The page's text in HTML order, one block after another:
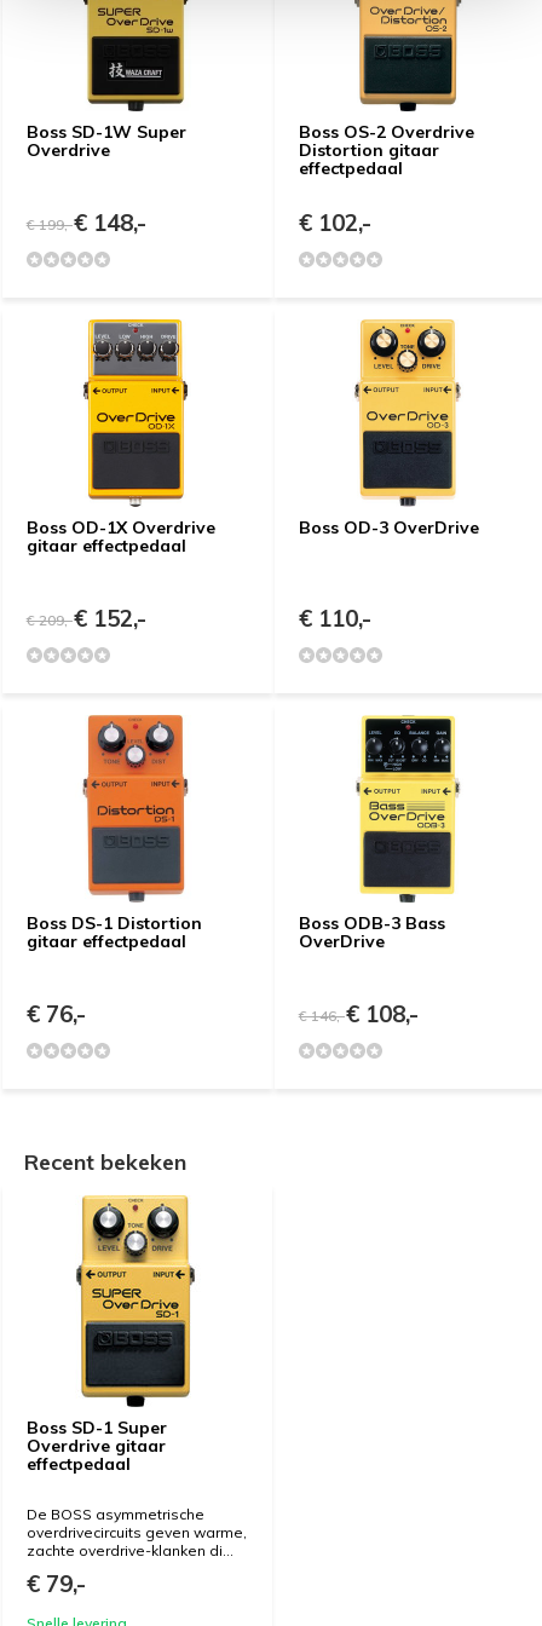
Boss SD-1W Super
Overdrive
€ 199,-€ 148,-
Boss OS-2 Overdrive
Distortion gitaar
effectpedaal
€ 102,-
Boss OD-1X Overdrive
gitaar effectpedaal
€ 209,-€ 152,-
Boss OD-3 OverDrive
€ 110,-
Boss DS-1 Distortion
gitaar effectpedaal
€ 76,-
Boss ODB-3 Bass
OverDrive
€ 146,-€ 108,-
Recent bekeken
Boss SD-1 Super
Overdrive gitaar
effectpedaal
De BOSS asymmetrische
overdrivecircuits geven warme,
zachte overdrive-klanken di...
€ 79,-